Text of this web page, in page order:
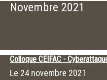
Novembre 2021
Colloque CEIFAC -
Le 24 novembre 2021